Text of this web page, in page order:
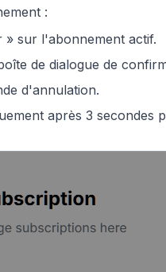
:
sur l'abonnement actif.
de dialogue de
d'annulation.
après 3 secondes